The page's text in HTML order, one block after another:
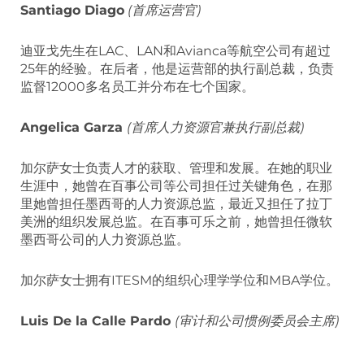
Santiago Diago (首席运营官)
迪亚戈先生在LAC、LAN和Avianca等航空公司有超过
25年的经验。在后者，他是运营部的执行副总裁，负责
监督12000多名员工并分布在七个国家。
Angelica Garza (首席人力资源官兼执行副总裁)
加尔萨女士负责人才的获取、管理和发展。在她的职业
生涯中，她曾在百事公司等公司担任过关键角色，在那
里她曾担任墨西哥的人力资源总监，最近又担任了拉丁
美洲的组织发展总监。在百事可乐之前，她曾担任微软
墨西哥公司的人力资源总监。
加尔萨女士拥有ITESM的组织心理学学位和MBA学位。
Luis De la Calle Pardo (审计和公司惯例委员会主席)